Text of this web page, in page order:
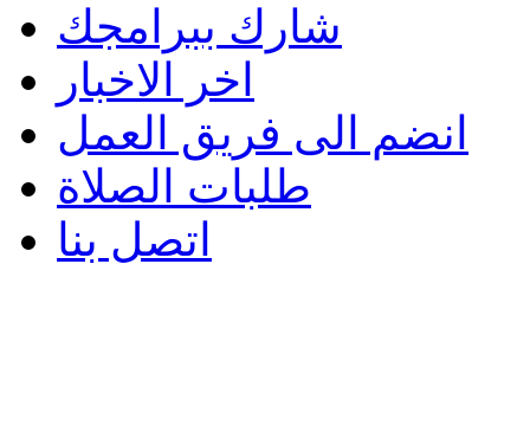
شارك ببرامجك
اخر الاخبار
انضم الى فريق العمل
طلبات الصلاة
اتصل بنا